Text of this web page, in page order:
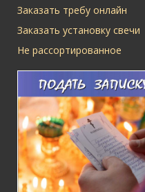
Заказать требу онлайн
Заказать установку свечи
Не рассортированное